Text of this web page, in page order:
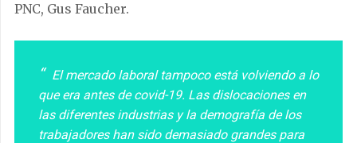
PNC, Gus Faucher.
El mercado laboral tampoco está volviendo a lo
que era antes de covid-19. Las dislocaciones en
las diferentes industrias y la demografía de los
trabajadores han sido demasiado grandes para